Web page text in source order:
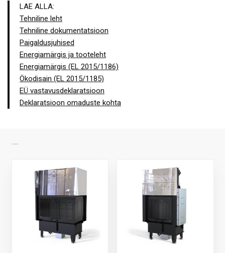
LAE ALLA:
Tehniline leht
Tehniline dokumentatsioon
Paigaldusjuhised
Energiamärgis ja tooteleht
Energiamärgis (EL 2015/1186)
Ökodisain (EL 2015/1185)
EÜ vastavusdeklaratsioon
Deklaratsioon omaduste kohta